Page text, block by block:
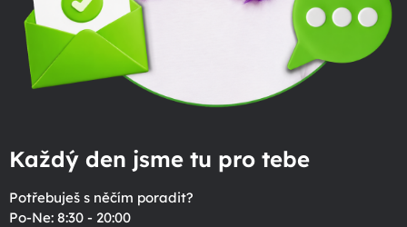
Každý den jsme tu pro tebe
Potřebuješ s něčím poradit?
Po-Ne: 8:30 - 20:00